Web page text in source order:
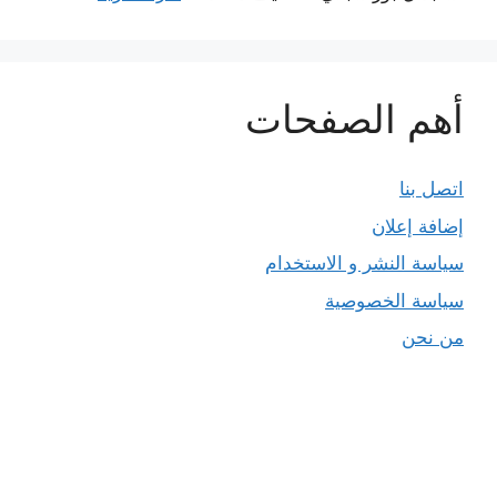
أهم الصفحات
اتصل بنا
إضافة إعلان
سياسة النشر و الاستخدام
سياسة الخصوصية
من نحن